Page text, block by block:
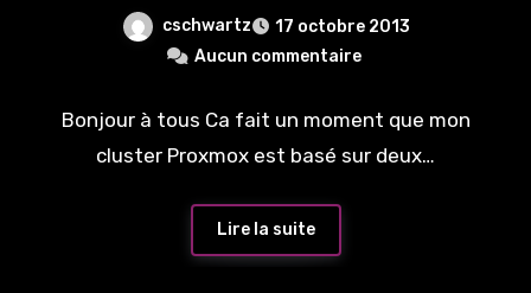
cschwartz
17 octobre 2013
Aucun commentaire
Bonjour à tous Ca fait un moment que mon
cluster Proxmox est basé sur deux…
Lire la suite